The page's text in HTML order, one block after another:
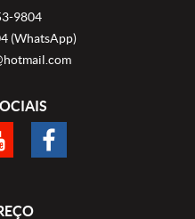
9804
(WhatsApp)